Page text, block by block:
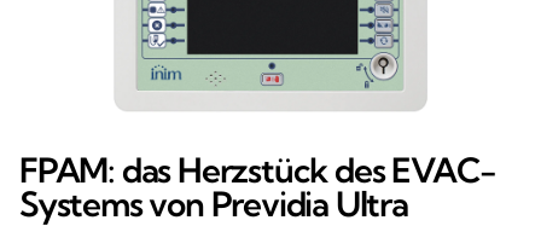
FPAM: das Herzstück des EVAC-
Systems von Previdia Ultra